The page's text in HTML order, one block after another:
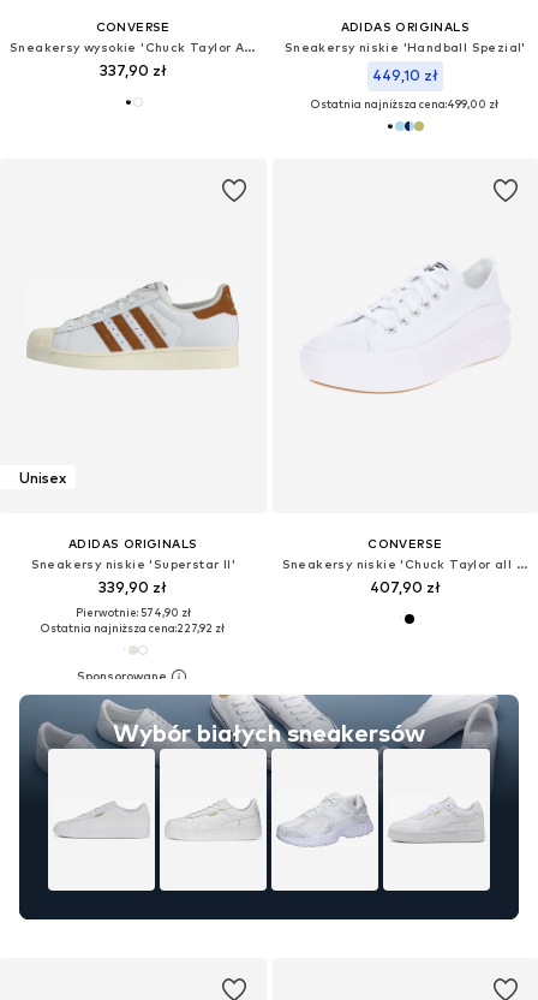
CONVERSE
Sneakersy wysokie 'Chuck Taylor All Star Malden'
337,90 zł
ADIDAS ORIGINALS
Sneakersy niskie 'Handball Spezial'
449,10 zł
Ostatnia najniższa cena:499,00 zł
Unisex
ADIDAS ORIGINALS
Sneakersy niskie 'Superstar II'
339,90 zł
Pierwotnie: 574,90 zł
Ostatnia najniższa cena:227,92 zł
Wybór białych sneakersów
CONVERSE
Sneakersy niskie 'Chuck Taylor all star move'
407,90 zł